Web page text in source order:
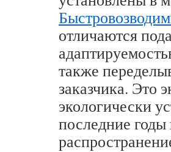
отличаются
также
заказчика. Это
экологически
последние